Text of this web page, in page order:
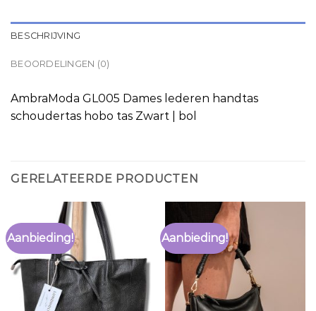
BESCHRIJVING
BEOORDELINGEN (0)
AmbraModa GL005 Dames lederen handtas
schoudertas hobo tas Zwart | bol
GERELATEERDE PRODUCTEN
Aanbieding! Aanbieding!